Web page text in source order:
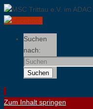
Suchen
nach:
Suchen
Zum Inhalt springen